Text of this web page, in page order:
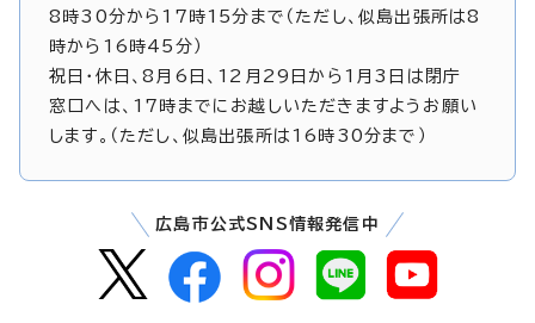
8時30分から17時15分まで（ただし、似島出張所は8
時から16時45分）
祝日・休日、8月6日、12月29日から1月3日は閉庁
窓口へは、17時までにお越しいただきますようお願い
します。（ただし、似島出張所は16時30分まで）
広島市公式SNS情報発信中